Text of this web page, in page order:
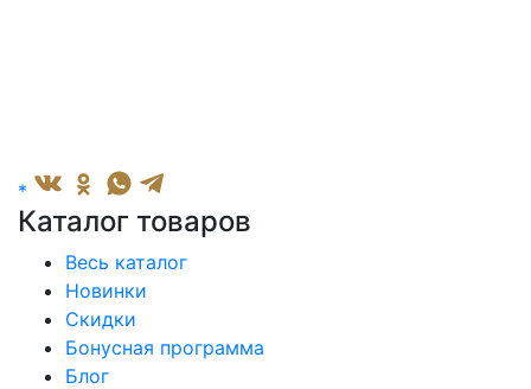
*
Каталог товаров
Весь каталог
Новинки
Скидки
Бонусная программа
Блог